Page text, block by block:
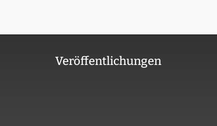
Veröffentlichungen